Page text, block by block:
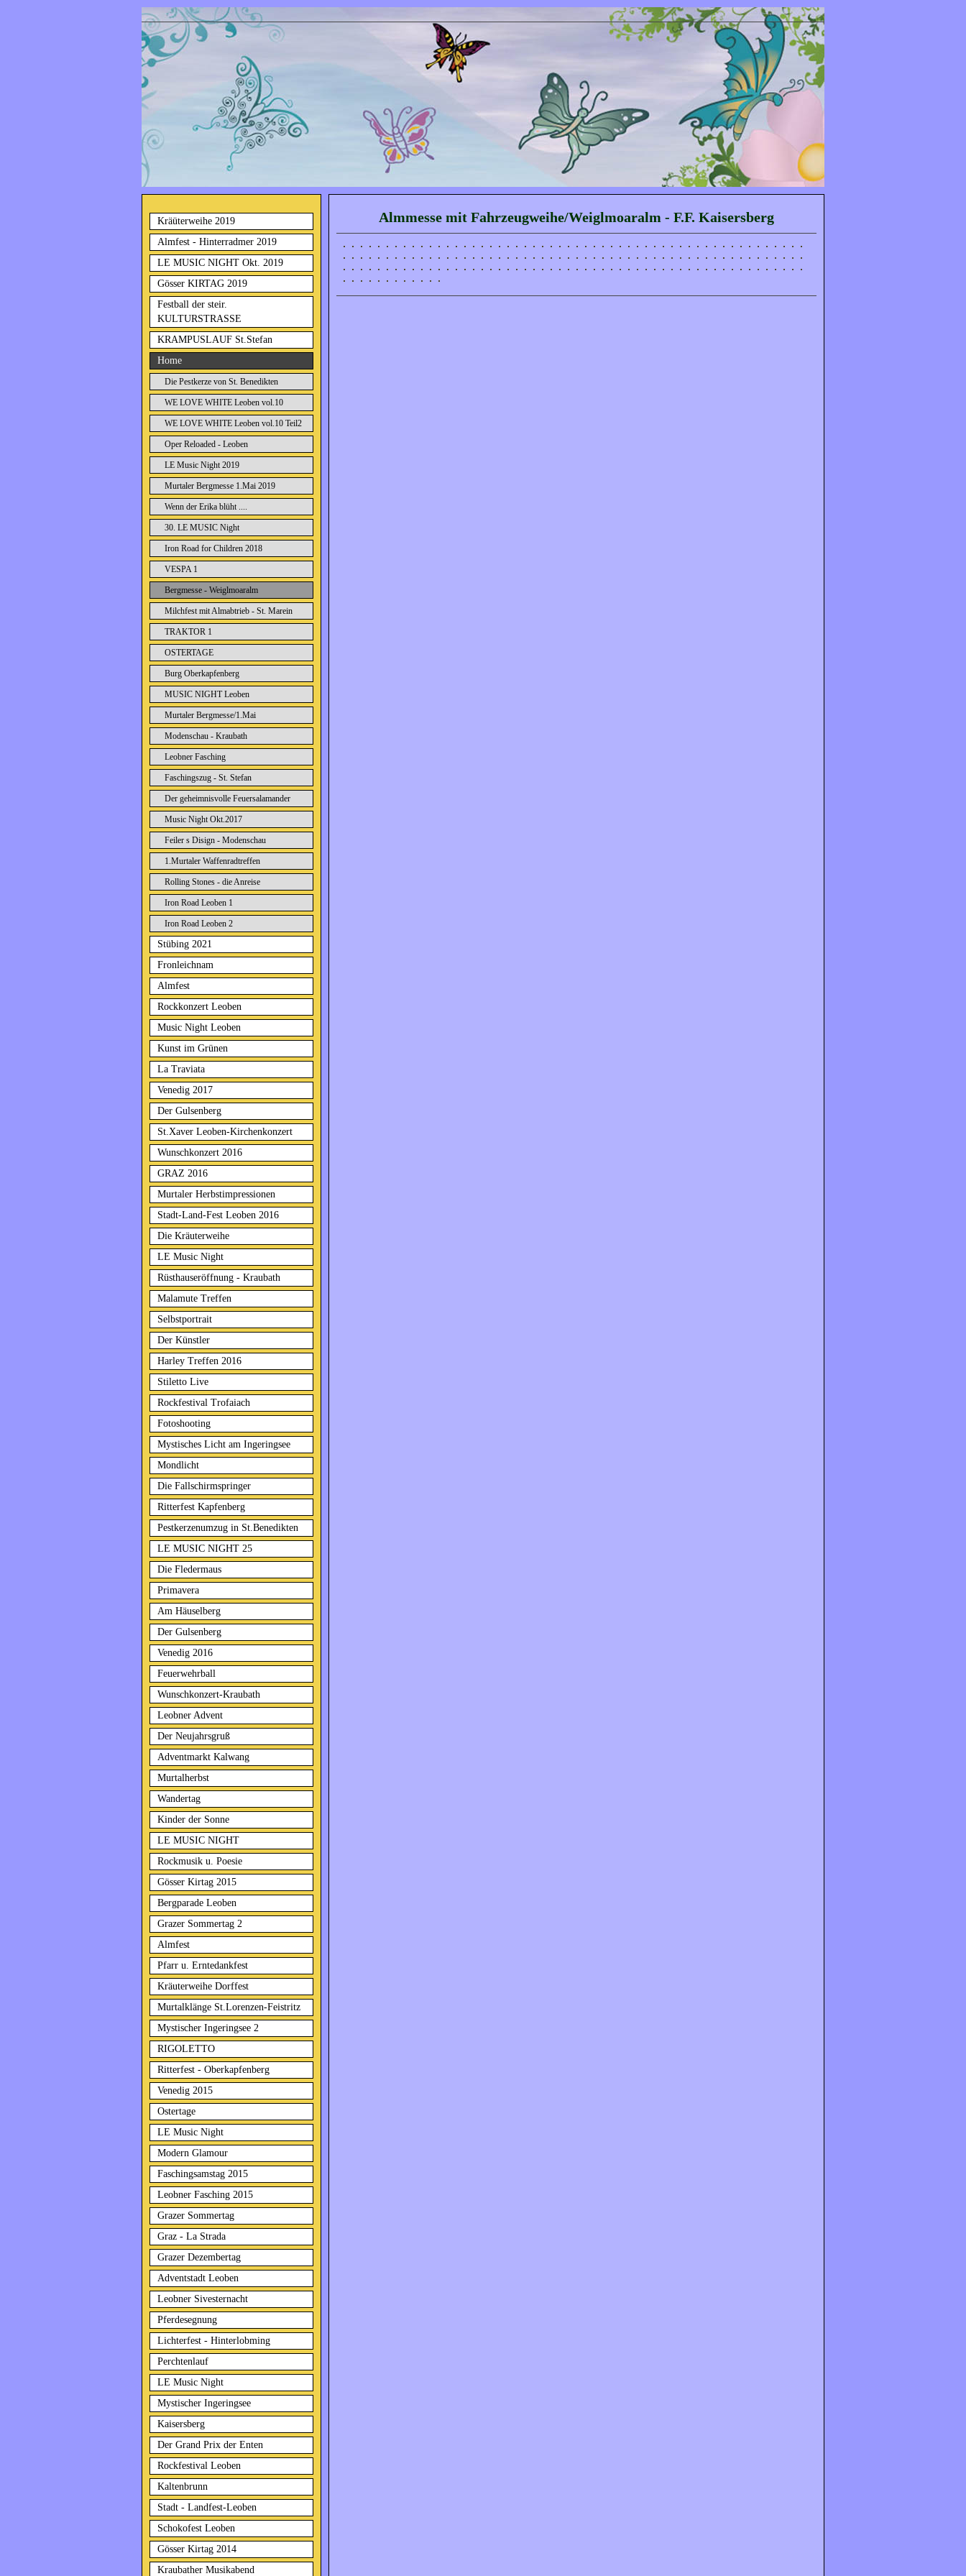
Kräüterweihe 2019
Almfest - Hinterradmer 2019
LE MUSIC NIGHT Okt. 2019
Gösser KIRTAG 2019
Festball der steir.
KULTURSTRASSE
KRAMPUSLAUF St.Stefan
Home
Die Pestkerze von St. Benedikten
WE LOVE WHITE Leoben vol.10
WE LOVE WHITE Leoben vol.10 Teil2
Oper Reloaded - Leoben
LE Music Night 2019
Murtaler Bergmesse 1.Mai 2019
Wenn der Erika blüht ....
30. LE MUSIC Night
Iron Road for Children 2018
VESPA 1
Bergmesse - Weiglmoaralm
Milchfest mit Almabtrieb - St. Marein
TRAKTOR 1
OSTERTAGE
Burg Oberkapfenberg
MUSIC NIGHT Leoben
Murtaler Bergmesse/1.Mai
Modenschau - Kraubath
Leobner Fasching
Faschingszug - St. Stefan
Der geheimnisvolle Feuersalamander
Music Night Okt.2017
Feiler s Disign - Modenschau
1.Murtaler Waffenradtreffen
Rolling Stones - die Anreise
Iron Road Leoben 1
Iron Road Leoben 2
Stübing 2021
Fronleichnam
Almfest
Rockkonzert Leoben
Music Night Leoben
Kunst im Grünen
La Traviata
Venedig 2017
Der Gulsenberg
St.Xaver Leoben-Kirchenkonzert
Wunschkonzert 2016
GRAZ 2016
Murtaler Herbstimpressionen
Stadt-Land-Fest Leoben 2016
Die Kräuterweihe
LE Music Night
Rüsthauseröffnung - Kraubath
Malamute Treffen
Selbstportrait
Der Künstler
Harley Treffen 2016
Stiletto Live
Rockfestival Trofaiach
Fotoshooting
Mystisches Licht am Ingeringsee
Mondlicht
Die Fallschirmspringer
Ritterfest Kapfenberg
Pestkerzenumzug in St.Benedikten
LE MUSIC NIGHT 25
Die Fledermaus
Primavera
Am Häuselberg
Der Gulsenberg
Venedig 2016
Feuerwehrball
Wunschkonzert-Kraubath
Leobner Advent
Der Neujahrsgruß
Adventmarkt Kalwang
Murtalherbst
Wandertag
Kinder der Sonne
LE MUSIC NIGHT
Rockmusik u. Poesie
Gösser Kirtag 2015
Bergparade Leoben
Grazer Sommertag 2
Almfest
Pfarr u. Erntedankfest
Kräuterweihe Dorffest
Murtalklänge St.Lorenzen-Feistritz
Mystischer Ingeringsee 2
RIGOLETTO
Ritterfest - Oberkapfenberg
Venedig 2015
Ostertage
LE Music Night
Modern Glamour
Faschingsamstag 2015
Leobner Fasching 2015
Grazer Sommertag
Graz - La Strada
Grazer Dezembertag
Adventstadt Leoben
Leobner Sivesternacht
Pferdesegnung
Lichterfest - Hinterlobming
Perchtenlauf
LE Music Night
Mystischer Ingeringsee
Kaisersberg
Der Grand Prix der Enten
Rockfestival Leoben
Kaltenbrunn
Stadt - Landfest-Leoben
Schokofest Leoben
Gösser Kirtag 2014
Kraubather Musikabend
Almmesse mit Fahrzeugweihe/Weiglmoaralm - F.F. Kaisersberg